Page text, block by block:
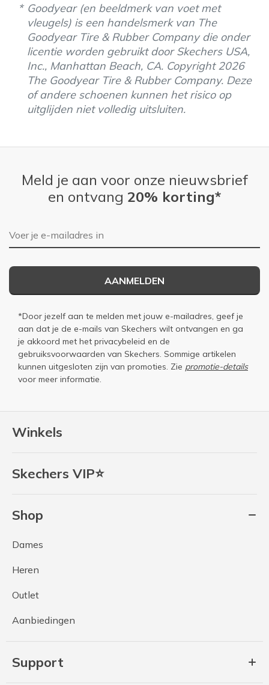
Goodyear (en beeldmerk van voet met
vleugels) is een handelsmerk van The
Goodyear Tire & Rubber Company die onder
licentie worden gebruikt door Skechers USA,
Inc., Manhattan Beach, CA. Copyright 2026
The Goodyear Tire & Rubber Company. Deze
of andere schoenen kunnen het risico op
uitglijden niet volledig uitsluiten.
Winkels
Skechers VIP⭐
Shop
Dames
Heren
Outlet
Aanbiedingen
Support
Meld je aan voor onze nieuwsbrief
en ontvang 20% korting*
E-mailadres
AANMELDEN
*Door jezelf aan te melden met jouw e-mailadres, geef je
aan dat je de e-mails van Skechers wilt ontvangen en ga
je akkoord met het privacybeleid en de
gebruiksvoorwaarden van Skechers. Sommige artikelen
kunnen uitgesloten zijn van promoties. Zie promotie-details
voor meer informatie.